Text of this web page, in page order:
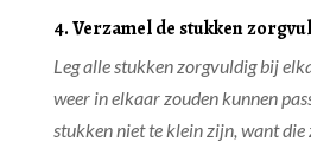
4. Verzamel de stukken
Leg alle stukken zorgvuldig bij
weer in elkaar zouden kunnen
stukken niet te klein zijn, want